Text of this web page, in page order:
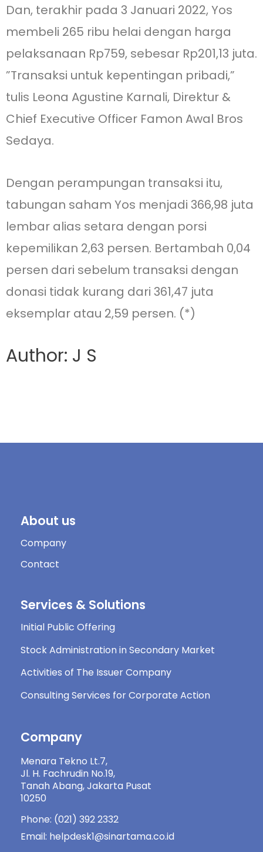
Dan, terakhir pada 3 Januari 2022, Yos
membeli 265 ribu helai dengan harga
pelaksanaan Rp759, sebesar Rp201,13 juta.
”Transaksi untuk kepentingan pribadi,”
tulis Leona Agustine Karnali, Direktur &
Chief Executive Officer Famon Awal Bros
Sedaya.
Dengan perampungan transaksi itu,
tabungan saham Yos menjadi 366,98 juta
lembar alias setara dengan porsi
kepemilikan 2,63 persen. Bertambah 0,04
persen dari sebelum transaksi dengan
donasi tidak kurang dari 361,47 juta
eksemplar atau 2,59 persen. (*)
Author: J S
About us
Company
Contact
Services & Solutions
Initial Public Offering
Stock Administration in Secondary Market
Activities of The Issuer Company
Consulting Services for Corporate Action
Company
Menara Tekno Lt.7,
Jl. H. Fachrudin No.19,
Tanah Abang, Jakarta Pusat
10250
Phone: (021) 392 2332
Email: helpdesk1@sinartama.co.id